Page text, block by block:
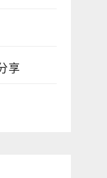
享